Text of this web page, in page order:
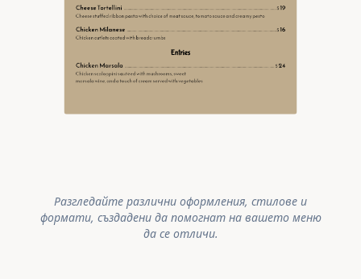
Разгледайте различни оформления, стилове и
формати, създадени да помогнат на вашето меню
да се отличи.